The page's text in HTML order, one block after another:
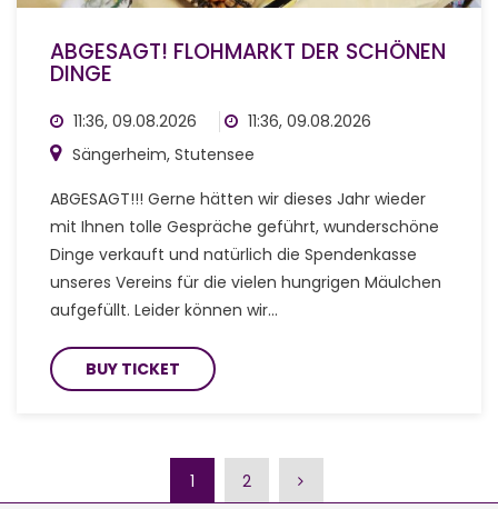
ABGESAGT! FLOHMARKT DER SCHÖNEN
DINGE
11:36, 09.08.2026
11:36, 09.08.2026
Sängerheim, Stutensee
ABGESAGT!!! Gerne hätten wir dieses Jahr wieder
mit Ihnen tolle Gespräche geführt, wunderschöne
Dinge verkauft und natürlich die Spendenkasse
unseres Vereins für die vielen hungrigen Mäulchen
aufgefüllt. Leider können wir…
BUY TICKET
1 2